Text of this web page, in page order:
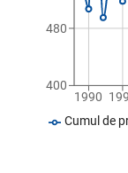
1990
400
480
Cumul de